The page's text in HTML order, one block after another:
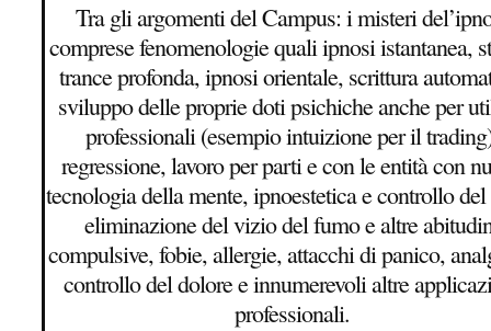
Tra gli argomenti del Campus: i misteri
comprese fenomenologie quali ipnosi istantanea,
trance profonda, ipnosi orientale, scrittura
sviluppo delle proprie doti psichiche anche per
professionali (esempio intuizione per il
regressione, lavoro per parti e con le entità con
tecnologia della mente, ipnoestetica e controllo del
eliminazione del vizio del fumo e altre
compulsive, fobie, allergie, attacchi di panico,
controllo del dolore e innumerevoli altre
professionali.